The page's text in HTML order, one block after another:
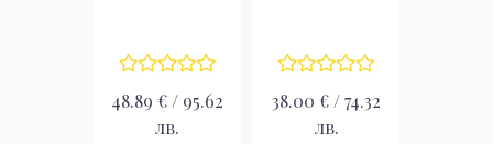
48.89 € / 95.62
лв.
38.00 € / 74.32
лв.